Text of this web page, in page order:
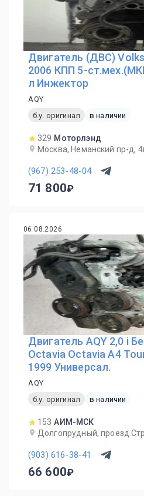
Двигатель (ДВС)
2006 КПП 5-
л Инжектор
AQY
б.у. оригинал
в наличии
329 Моторлэнд
Москва, Неманский пр-д,
(967) 253-48-04
71 800
06.08.2026
Двигатель AQY 2,0 i
Octavia Octavia A4
1999 Универсал.
AQY
б.у. оригинал
в наличии
153 АИМ-МСК
Долгопрудный, проезд
(903) 616-38-41
66 600